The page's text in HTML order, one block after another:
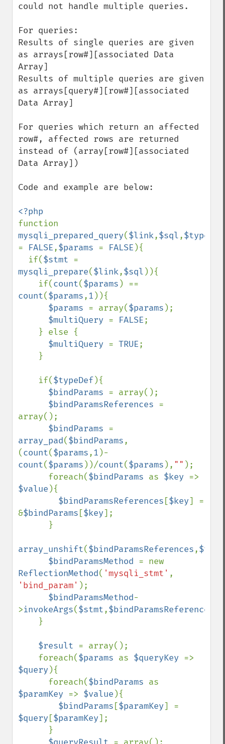
could not handle multiple queries.
For queries:
Results of single queries are given
as arrays[row#][associated Data
Array]
Results of multiple queries are given
as arrays[query#][row#][associated
Data Array]
For queries which return an affected
row#, affected rows are returned
instead of (array[row#][associated
Data Array])
Code and example are below:
mysqli_prepared_query($link,$sql,
= FALSE,$params = FALSE ){
  if(
$stmt
mysqli_prepare($link,$sql )){
    if(
count($params
count($params,1 )){
$params = array($params );
$multiQuery = FALSE;
$multiQuery = TRUE;
    if(
$typeDef){
$bindParams = array();
$bindParamsReferences =
array();
$bindParams
array_pad($bindParams,
(count($params,1 )-
count($params ))/count($params ), "" );
      foreach(
$bindParams as $key
$value ){
$bindParamsReferences [$key] =
&$bindParams [$key];
array_unshift($bindParamsReferences,
$bindParamsMethod
ReflectionMethod( 'mysqli_stmt'
'bind_param' );
$bindParamsMethod-
>invokeArgs($stmt,$bindParamsReferences
$result = array();
    foreach(
$params as $queryKey
$query ){
      foreach(
$bindParams
$paramKey => $value ){
$bindParams [$paramKey
$query [$paramKey];